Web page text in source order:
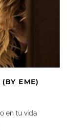
EME)
en tu vida